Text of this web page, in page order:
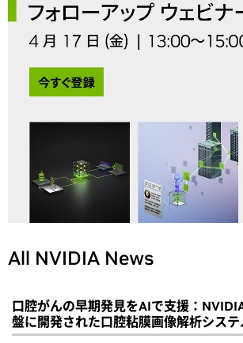
All NVIDIA News
口腔がんの早期発見をAIで支援：
盤に開発された口腔粘膜画像解析シス